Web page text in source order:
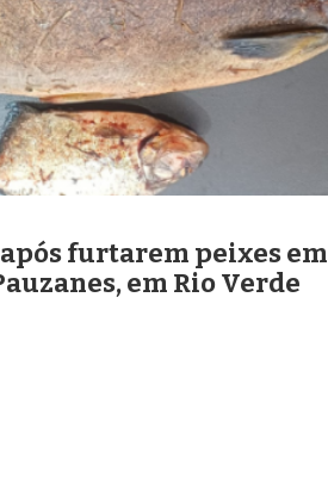
furtarem peixes em
em Rio Verde